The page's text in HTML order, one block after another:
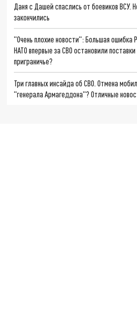
Даня с Дашей спаслись от боевиков ВСУ.
закончились
"Очень плохие новости": Большая ошибка
НАТО впервые за СВО остановили
приграничье?
Три главных инсайда об СВО. Отмена
"генерала Армагеддона"? Отличные